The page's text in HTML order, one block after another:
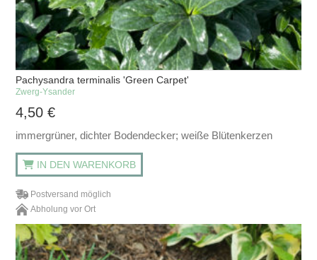
Pachysandra terminalis 'Green Carpet'
Zwerg-Ysander
4,50€
immergrüner, dichter Bodendecker; weiße Blütenkerzen
IN DEN WARENKORB
Postversand möglich
Abholung vor Ort